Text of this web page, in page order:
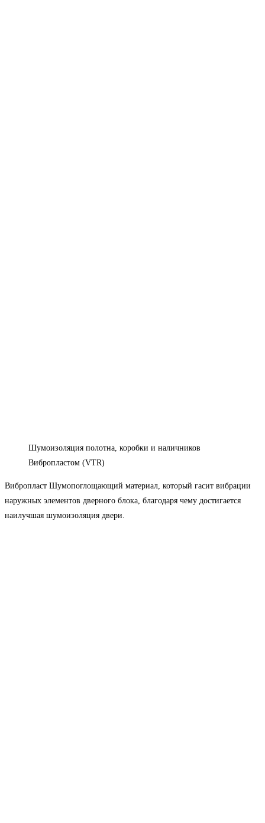
Шумоизоляция полотна, коробки и наличников
Вибропластом (VTR)​
Вибропласт Шумопоглощающий материал, который гасит вибрации
наружных элементов дверного блока, благодаря чему достигается
наилучшая шумоизоляция двери.